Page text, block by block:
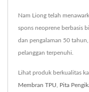
Nam Liong telah
spons neoprene berbasis
dan pengalaman 50
pelanggan terpenuhi.
Lihat produk berkualitas
Membran TPU Pita